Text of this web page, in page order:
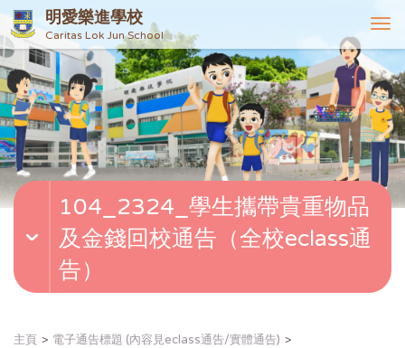
明愛樂進學校
Caritas Lok Jun School
T
o
g
g
l
e
n
v
i
104_2324_學生攜帶貴重物品
及金錢回校通告（全校eclass通
告）
主頁
電子通告標題 (內容見eclass通告/實體通告)